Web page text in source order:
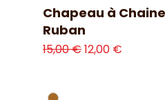
Aperçu rapide
Chapeau à
Ruban
Prix original
15,00 €Prix
12,00 €